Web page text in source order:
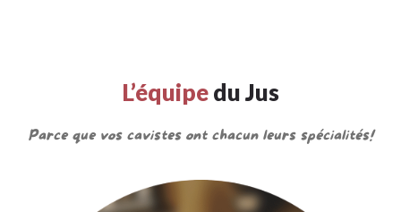
L’équipedu Jus
Parce que vos cavistes ont chacun leurs spécialités!